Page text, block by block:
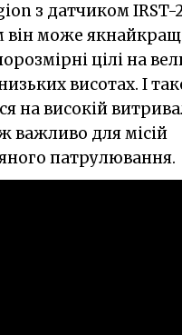
з датчиком IRST-
він може
цілі на
висотах. І
на високій
важливо для місій
патрулювання.